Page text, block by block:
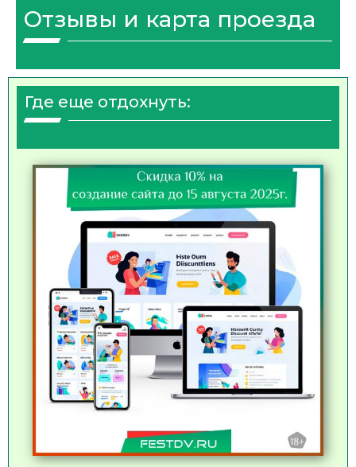
Отзывы и карта проезда
Где еще отдохнуть: